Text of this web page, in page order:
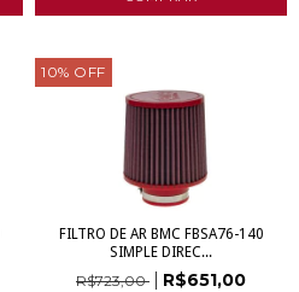
10% OFF
FILTRO DE AR BMC FBSA76-140
SIMPLE DIREC...
R$723,00 R$651,00